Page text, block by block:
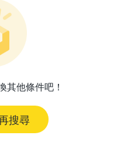
其他條件吧！
搜尋